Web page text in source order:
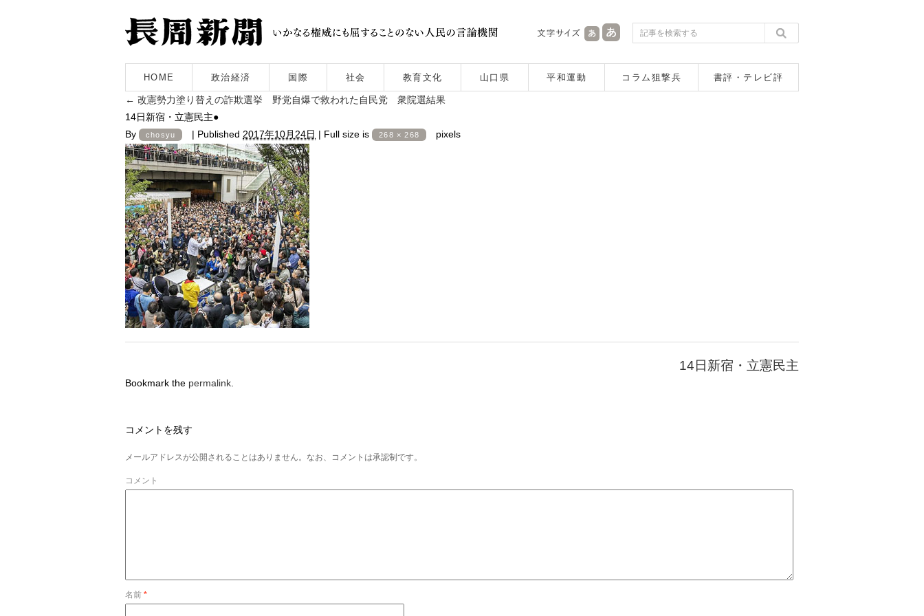
HOME 政治経済 国際 社会 教育文化 山口県 平和運動 コラム狙撃兵 書評・テレビ評
← 改憲勢力塗り替えの詐欺選挙 野党自爆で救われた自民党 衆院選結果
14日新宿・立憲民主●
By
chosyu | Published 2017年10月24日 | Full size is 268 × 268 pixels
14日新宿・立憲民主
Bookmark the permalink
コメントを残す
メールアドレスが公開されることはありません。なお、コメントは承認制です。
コメント
名前 *